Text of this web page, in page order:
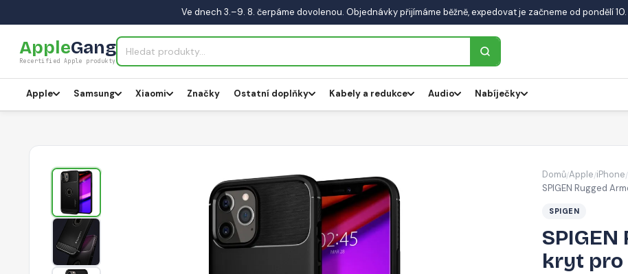
Ve dnech 3.–9. 8. čerpáme dovolenou. Objednávky přijímáme běžně, expedovat je začneme od pondělí
AppleGang
Recertified Apple produkty
Apple Samsung Xiaomi Značky Ostatní doplňky Kabely a redukce Audio Nabíječky
Domů/Apple/iPhone/
SPIGEN Rugged
SPIGEN
kryt pro